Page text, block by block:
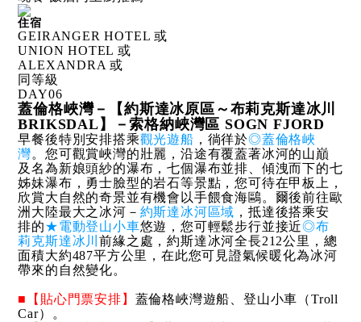
住宿
GEIRANGER HOTEL 或
UNION HOTEL 或
ALEXANDRA 或
同等級
DAY06
蓋倫格峽灣－【約斯達冰原區～布莉克斯達冰川
BRIKSDAL】－索格納峽灣區 SOGN FJORD
早餐後特別安排搭乘觀光遊船 ，徜徉於◎蓋倫格峽
灣。您可觀賞峽灣的壯麗，沿途有覆蓋著冰河的山巔
及名為新娘頭紗的瀑布，七個瀑布並排、傾洩而下的七
姊妹瀑布，勇士臉型的岩石等景點，您可待在甲板上，
欣賞大自然的奇景並有機會以手餵食海鷗。爾後前往歐
洲大陸最大之冰河－ 約斯達冰河區域 ，抵達後搭乘安
排的★電動登山小車悠遊，您可輕鬆步行並接近◎布
莉克斯達冰川前緣之處，約斯達冰河全長212公里，總
面積大約487平方公里，在此您可見證氣候暖化為冰河
帶來的自然變化。
■【貼心門票安排】 蓋倫格峽灣遊船、登山小車（Troll
Car）。